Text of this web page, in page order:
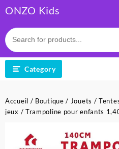
to
content
ONZO Kids
Category
Accueil / Boutique / Jouets /
jeux / Trampoline pour enfants